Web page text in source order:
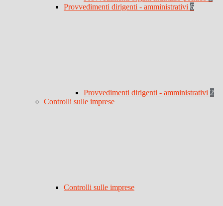
Provvedimenti dirigenti - amministrativi 6
Provvedimenti dirigenti - amministrativi 2
Controlli sulle imprese
Controlli sulle imprese